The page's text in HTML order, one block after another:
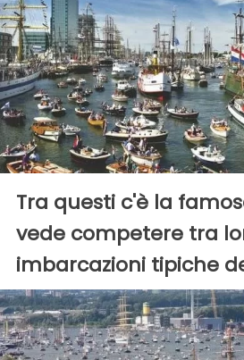
Tra questi c'è la
vede competere tra
imbarcazioni tipiche